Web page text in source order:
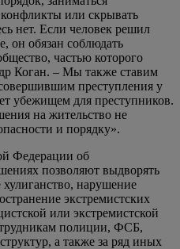
или скрывать
нет. Если человек решил
он обязан соблюдать
частью которого
Коган. – Мы также ставим
преступления у
убежищем для преступников.
на жительство не
и порядку».
Федерации об
позволяют выдворять
нарушение
экстремистских
или экстремистской
полиции, ФСБ,
а также за ряд иных